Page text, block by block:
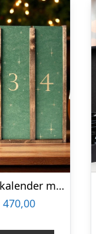
Adventskalender med Danske Juleøl & Snacks
470,00